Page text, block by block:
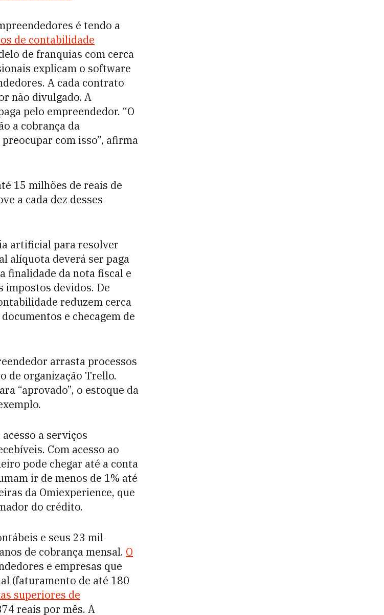
é tendo a
de contabilidade
de franquias com cerca
explicam o software
A cada contrato
não divulgado. A
pelo empreendedor. “O
a cobrança da
com isso”, afirma
15 milhões de reais de
a cada dez desses
artificial para resolver
alíquota deverá ser paga
finalidade da nota fiscal e
impostos devidos. De
reduzem cerca
e checagem de
arrasta processos
de organização Trello.
“aprovado”, o estoque da
a serviços
Com acesso ao
pode chegar até a conta
ir de menos de 1% até
da Omiexperience, que
do crédito.
e seus 23 mil
de cobrança mensal. O
e empresas que
(faturamento de até 180
superiores de
reais por mês. A